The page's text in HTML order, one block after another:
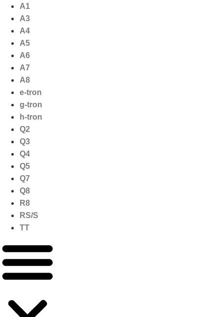
naar
inhoud
A1
A3
A4
A5
A6
A7
A8
e-tron
g-tron
h-tron
Q2
Q3
Q4
Q5
Q7
Q8
R8
RS/S
TT